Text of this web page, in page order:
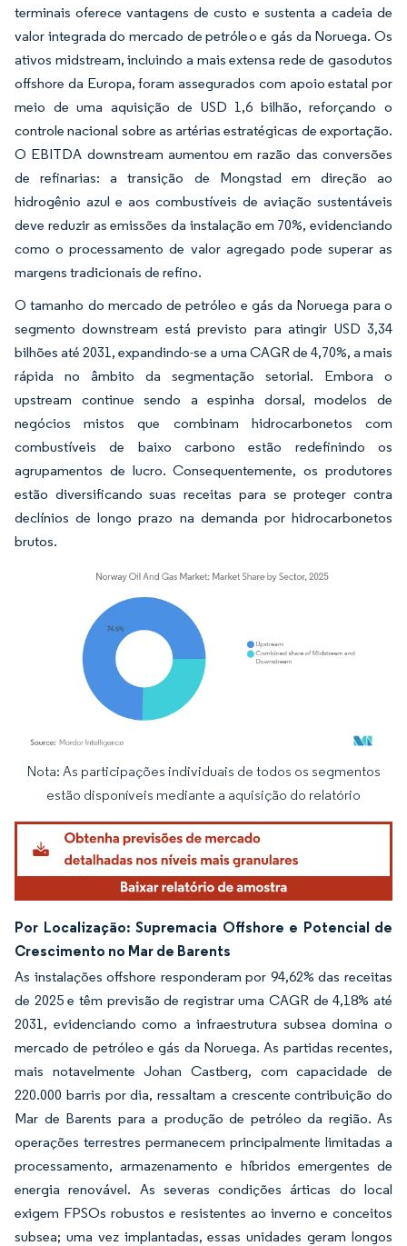
terminais oferece vantagens de custo e sustenta a cadeia de
valor integrada do mercado de petróleo e gás da Noruega. Os
ativos midstream, incluindo a mais extensa rede de gasodutos
offshore da Europa, foram assegurados com apoio estatal por
meio de uma aquisição de USD 1,6 bilhão, reforçando o
controle nacional sobre as artérias estratégicas de exportação.
O EBITDA downstream aumentou em razão das conversões
de refinarias: a transição de Mongstad em direção ao
hidrogênio azul e aos combustíveis de aviação sustentáveis
deve reduzir as emissões da instalação em 70%, evidenciando
como o processamento de valor agregado pode superar as
margens tradicionais de refino.
O tamanho do mercado de petróleo e gás da Noruega para o
segmento downstream está previsto para atingir USD 3,34
bilhões até 2031, expandindo-se a uma CAGR de 4,70%, a mais
rápida no âmbito da segmentação setorial. Embora o
upstream continue sendo a espinha dorsal, modelos de
negócios mistos que combinam hidrocarbonetos com
combustíveis de baixo carbono estão redefinindo os
agrupamentos de lucro. Consequentemente, os produtores
estão diversificando suas receitas para se proteger contra
declínios de longo prazo na demanda por hidrocarbonetos
brutos.
Imagem © Mordor Intelligence. O reuso requer atribuição conforme CC BY 4.0.
Nota: As participações individuais de todos os segmentos
estão disponíveis mediante a aquisição do relatório
Por Localização: Supremacia Offshore e Potencial de
Crescimento no Mar de Barents
As instalações offshore responderam por 94,62% das receitas
de 2025 e têm previsão de registrar uma CAGR de 4,18% até
2031, evidenciando como a infraestrutura subsea domina o
mercado de petróleo e gás da Noruega. As partidas recentes,
mais notavelmente Johan Castberg, com capacidade de
220.000 barris por dia, ressaltam a crescente contribuição do
Mar de Barents para a produção de petróleo da região. As
operações terrestres permanecem principalmente limitadas a
processamento, armazenamento e híbridos emergentes de
energia renovável. As severas condições árticas do local
exigem FPSOs robustos e resistentes ao inverno e conceitos
subsea; uma vez implantadas, essas unidades geram longos